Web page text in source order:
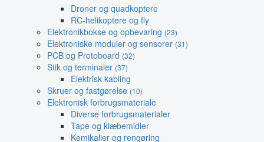
Droner og quadkoptere
RC-helikoptere og fly
Elektronikbokse og opbevaring (23)
Elektroniske moduler og sensorer (31)
PCB og Protoboard (32)
Stik og terminaler (37)
Elektrisk kabling
Skruer og fastgørelse (10)
Elektronisk forbrugsmateriale
Diverse forbrugsmaterialer
Tape og klæbemidler
Kemikalier og rengøring